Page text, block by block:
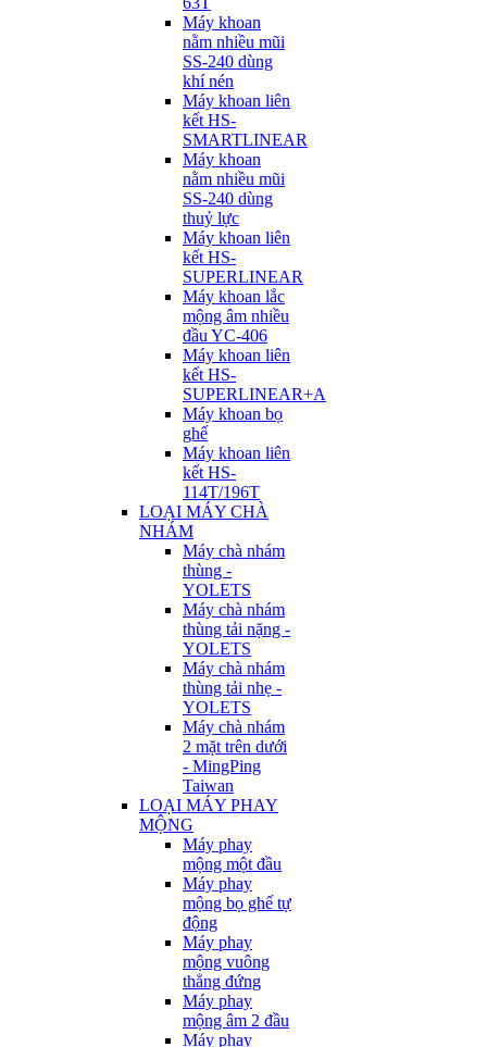
Máy khoan
nằm nhiều mũi
SS-240 dùng
khí nén
Máy khoan liên
kết HS-
SMARTLINEAR
Máy khoan
nằm nhiều mũi
SS-240 dùng
thuỷ lực
Máy khoan liên
kết HS-
SUPERLINEAR
Máy khoan lắc
mộng âm nhiều
đầu YC-406
Máy khoan liên
kết HS-
SUPERLINEAR+A
Máy khoan bọ
ghế
Máy khoan liên
kết HS-
114T/196T
LOẠI MÁY CHÀ
NHÁM
Máy chà nhám
thùng -
YOLETS
Máy chà nhám
thùng tải nặng -
YOLETS
Máy chà nhám
thùng tải nhẹ -
YOLETS
Máy chà nhám
2 mặt trên dưới
- MingPing
Taiwan
LOẠI MÁY PHAY
MỘNG
Máy phay
mộng một đầu
Máy phay
mộng bọ ghế tự
động
Máy phay
mộng vuông
thẳng đứng
Máy phay
mộng âm 2 đầu
Máy phay